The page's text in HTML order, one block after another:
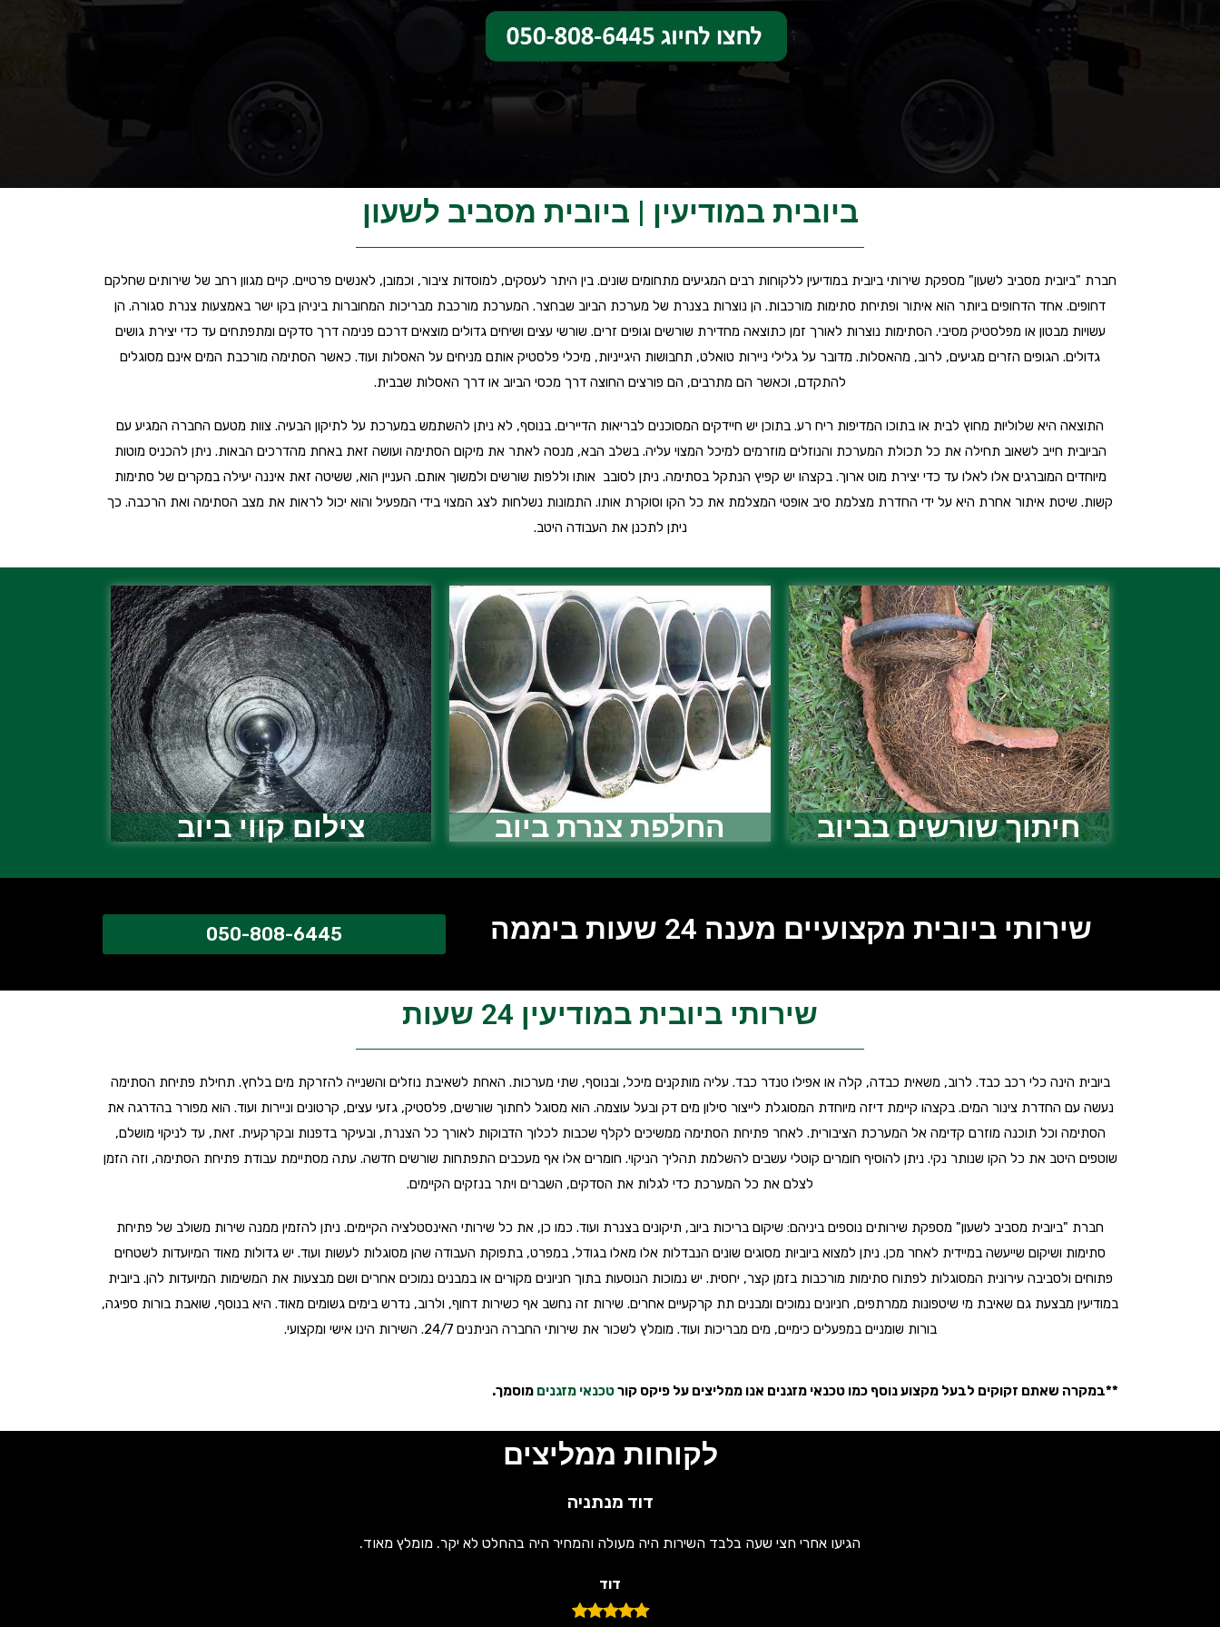
ביובית במודיעין | ביובית מסביב לשעון
חברת "ביובית מסביב לשעון" מספקת שירותי ביובית במודיעין ללקוחות רבים המגיעים מתחומים שונים. בין היתר לעסקים, למוסדות ציבור, וכמובן, לאנשים פרטיים. קיים מגוון רחב של שירותים שחלקם
דחופים. אחד הדחופים ביותר הוא איתור ופתיחת סתימות מורכבות. הן נוצרות בצנרת של מערכת הביוב שבחצר. המערכת מורכבת מבריכות המחוברות ביניהן בקו ישר באמצעות צנרת סגורה. הן
עשויות מבטון או מפלסטיק מסיבי. הסתימות נוצרות לאורך זמן כתוצאה מחדירת שורשים וגופים זרים. שורשי עצים ושיחים גדולים מוצאים דרכם פנימה דרך סדקים ומתפתחים עד כדי יצירת גושים
גדולים. הגופים הזרים מגיעים, לרוב, מהאסלות. מדובר על גלילי ניירות טואלט, תחבושות היגייניות, מיכלי פלסטיק אותם מניחים על האסלות ועוד. כאשר הסתימה מורכבת המים אינם מסוגלים
להתקדם, וכאשר הם מתרבים, הם פורצים החוצה דרך מכסי הביוב או דרך האסלות שבבית.
התוצאה היא שלוליות מחוץ לבית או בתוכו המדיפות ריח רע. בתוכן יש חיידקים המסוכנים לבריאות הדיירים. בנוסף, לא ניתן להשתמש במערכת על לתיקון הבעיה. צוות מטעם החברה המגיע עם
הביובית חייב לשאוב תחילה את כל תכולת המערכת והנוזלים מוזרמים למיכל המצוי עליה. בשלב הבא, מנסה לאתר את מיקום הסתימה ועושה זאת באחת מהדרכים הבאות. ניתן להכניס מוטות
מיוחדים המוברגים אלו לאלו עד כדי יצירת מוט ארוך. בקצהו יש קפיץ הנתקל בסתימה. ניתן לסובב אותו וללפות שורשים ולמשוך אותם. העניין הוא, ששיטה זאת איננה יעילה במקרים של סתימות
קשות. שיטת איתור אחרת היא על ידי החדרת מצלמת סיב אופטי המצלמת את כל הקו וסוקרת אותו. התמונות נשלחות לצג המצוי בידי המפעיל והוא יכול לראות את מצב הסתימה ואת הרכבה. כך
ניתן לתכנן את העבודה היטב.
חיתוך שורשים בביוב החלפת צנרת ביוב צילום קווי ביוב
שירותי ביובית מקצועיים מענה 24 שעות ביממה 050-808-6445
שירותי ביובית במודיעין 24 שעות
ביובית הינה כלי רכב כבד. לרוב, משאית כבדה, קלה או אפילו טנדר כבד. עליה מותקנים מיכל, ובנוסף, שתי מערכות. האחת לשאיבת נוזלים והשנייה להזרקת מים בלחץ. תחילת פתיחת הסתימה
נעשה עם החדרת צינור המים. בקצהו קיימת דיזה מיוחדת המסוגלת לייצור סילון מים דק ובעל עוצמה. הוא מסוגל לחתוך שורשים, פלסטיק, גזעי עצים, קרטונים וניירות ועוד. הוא מפורר בהדרגה את
הסתימה וכל תוכנה מוזרם קדימה אל המערכת הציבורית. לאחר פתיחת הסתימה ממשיכים לקלף שכבות לכלוך הדבוקות לאורך כל הצנרת, ובעיקר בדפנות ובקרקעית. זאת, עד לניקוי מושלם,
שוטפים היטב את כל הקו שנותר נקי. ניתן להוסיף חומרים קוטלי עשבים להשלמת תהליך הניקוי. חומרים אלו אף מעכבים התפתחות שורשים חדשה. עתה מסתיימת עבודת פתיחת הסתימה, וזה הזמן
לצלם את כל המערכת כדי לגלות את הסדקים, השברים ויתר בנזקים הקיימים.
חברת "ביובית מסביב לשעון" מספקת שירותים נוספים ביניהם: שיקום בריכות ביוב, תיקונים בצנרת ועוד. כמו כן, את כל שירותי האינסטלציה הקיימים. ניתן להזמין ממנה שירות משולב של פתיחת
סתימות ושיקום שייעשה במיידית לאחר מכן. ניתן למצוא ביוביות מסוגים שונים הנבדלות אלו מאלו בגודל, במפרט, בתפוקת העבודה שהן מסוגלות לעשות ועוד. יש גדולות מאוד המיועדות לשטחים
פתוחים ולסביבה עירונית המסוגלות לפתוח סתימות מורכבות בזמן קצר, יחסית. יש נמוכות הנוסעות בתוך חניונים מקורים או במבנים נמוכים אחרים ושם מבצעות את המשימות המיועדות להן. ביובית
במודיעין מבצעת גם שאיבת מי שיטפונות ממרתפים, חניונים נמוכים ומבנים תת קרקעיים אחרים. שירות זה נחשב אף כשירות דחוף, ולרוב, נדרש בימים גשומים מאוד. היא בנוסף, שואבת בורות ספיגה,
בורות שומניים במפעלים כימיים, מים מבריכות ועוד. מומלץ לשכור את שירותי החברה הניתנים 24/7. השירות הינו אישי ומקצועי.
**במקרה שאתם זקוקים לבעל מקצוע נוסף כמו טכנאי מזגנים אנו ממליצים על פיקס קורטכנאי מזגנים מוסמך.
לקוחות ממליצים
דוד מנתניה
הגיעו אחרי חצי שעה בלבד השירות היה מעולה והמחיר היה בהחלט לא יקר. מומלץ מאוד.
דוד